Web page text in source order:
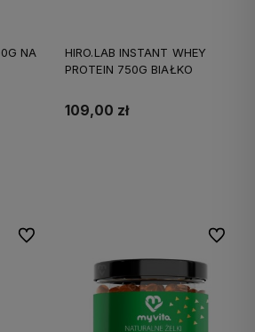
NA
HIRO.LAB INSTANT WHEY
PROTEIN 750G BIAŁKO
109,00 zł
Do ulubionych Do